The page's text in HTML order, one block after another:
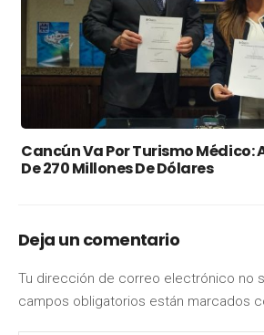
Cancún Va Por Turismo Médico:
De 270 Millones De Dólares
Deja un comentario
Tu dirección de correo electrónico no
campos obligatorios están marcados